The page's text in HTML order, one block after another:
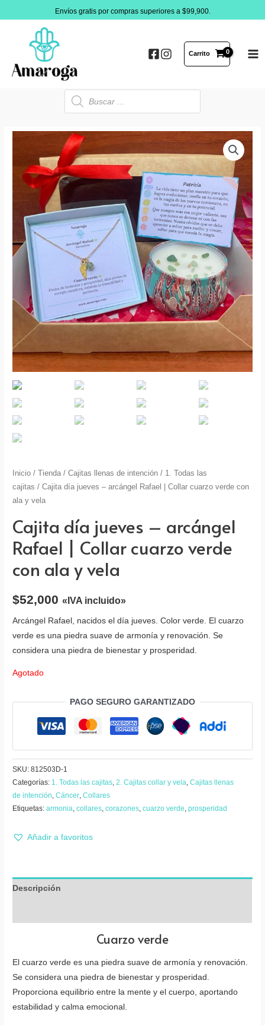
al
Envíos gratis por compras superiores a $99,900.
Carrito
Búsqueda
productos
Inicio / Tienda /Cajitas llenas de intención / 1. Todas las
cajitas / Cajita día jueves – arcángel Rafael | Collar cuarzo verde con
ala y vela
Cajita día jueves – arcángel
Rafael | Collar cuarzo verde
con ala y vela
$52,000 «IVA incluido»
Arcángel Rafael, nacidos el día jueves. Color verde. El cuarzo
verde es una piedra suave de armonía y renovación. Se
considera una piedra de bienestar y prosperidad.
Agotado
PAGO SEGURO GARANTIZADO
SKU:812503D-1
Categorías: 1. Todas las cajitas,2. Cajitas collar y vela,Cajitas llenas
de intención,Cáncer,Collares
Etiquetas:armonia,collares,corazones,cuarzo verde,prosperidad
Añadir a favoritos
Descripción
Cuarzo verde
El cuarzo verde es una piedra suave de armonía y renovación.
Se considera una piedra de bienestar y prosperidad.
Proporciona equilibrio entre la mente y el cuerpo, aportando
estabilidad y calma emocional.